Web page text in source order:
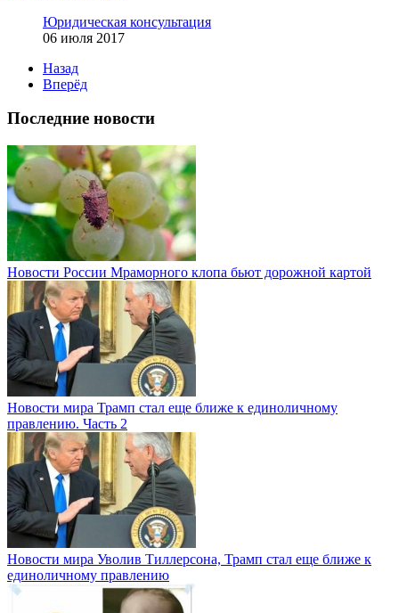
Юридическая консультация
06 июля 2017
Назад
Вперёд
Последние новости
Новости России Мраморного клопа бьют дорожной картой
Новости мира Трамп стал еще ближе к единоличному
правлению. Часть 2
Новости мира Уволив Тиллерсона, Трамп стал еще ближе к
единоличному правлению